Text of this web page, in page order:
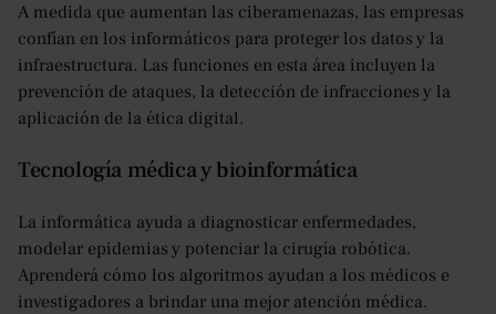
A medida que aumentan las ciberamenazas, las empresas
confían en los informáticos para proteger los datos y la
infraestructura. Las funciones en esta área incluyen la
prevención de ataques, la detección de infracciones y la
aplicación de la ética digital.
Tecnología médica y bioinformática
La informática ayuda a diagnosticar enfermedades,
modelar epidemias y potenciar la cirugía robótica.
Aprenderá cómo los algoritmos ayudan a los médicos e
investigadores a brindar una mejor atención médica.